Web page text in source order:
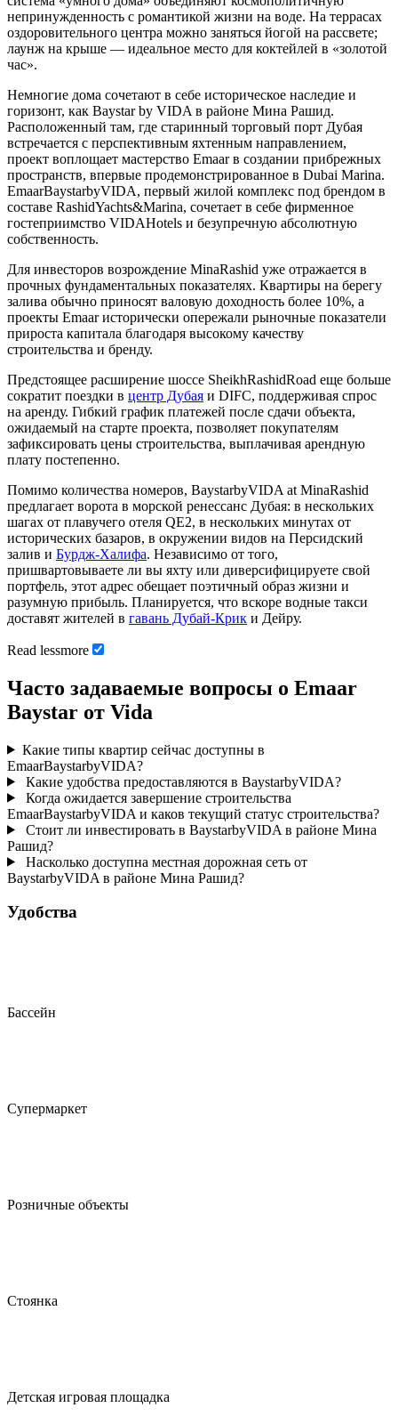
непринужденность с романтикой жизни на воде. На террасах
оздоровительного центра можно заняться йогой на рассвете;
лаунж на крыше — идеальное место для коктейлей в «золотой
час».
Немногие дома сочетают в себе историческое наследие и
горизонт, как Baystar by VIDA в районе Мина Рашид.
Расположенный там, где старинный торговый порт Дубая
встречается с перспективным яхтенным направлением,
проект воплощает мастерство Emaar в создании прибрежных
пространств, впервые продемонстрированное в Dubai Marina.
EmaarBaystarbyVIDA, первый жилой комплекс под брендом в
составе RashidYachts&Marina, сочетает в себе фирменное
гостеприимство VIDAHotels и безупречную абсолютную
собственность.
Для инвесторов возрождение MinaRashid уже отражается в
прочных фундаментальных показателях. Квартиры на берегу
залива обычно приносят валовую доходность более 10%, а
проекты Emaar исторически опережали рыночные показатели
прироста капитала благодаря высокому качеству
строительства и бренду.
Предстоящее расширение шоссе SheikhRashidRoad еще больше
сократит поездки в центр Дубая и DIFC, поддерживая спрос
на аренду. Гибкий график платежей после сдачи объекта,
ожидаемый на старте проекта, позволяет покупателям
зафиксировать цены строительства, выплачивая арендную
плату постепенно.
Помимо количества номеров, BaystarbyVIDA at MinaRashid
предлагает ворота в морской ренессанс Дубая: в нескольких
шагах от плавучего отеля QE2, в нескольких минутах от
исторических базаров, в окружении видов на Персидский
залив и Бурдж-Халифа. Независимо от того,
пришвартовываете ли вы яхту или диверсифицируете свой
портфель, этот адрес обещает поэтичный образ жизни и
разумную прибыль. Планируется, что вскоре водные такси
доставят жителей в гавань Дубай-Крик и Дейру.
Read lessmore
Часто задаваемые вопросы о Emaar
Baystar от Vida
Какие типы квартир сейчас доступны в
EmaarBaystarbyVIDA?
Какие удобства предоставляются в BaystarbyVIDA?
Когда ожидается завершение строительства
EmaarBaystarbyVIDA и каков текущий статус строительства?
Стоит ли инвестировать в BaystarbyVIDA в районе Мина
Рашид?
Насколько доступна местная дорожная сеть от
BaystarbyVIDA в районе Мина Рашид?
Удобства
Бассейн
Супермаркет
Розничные объекты
Стоянка
Детская игровая площадка